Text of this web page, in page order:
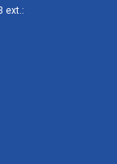
ext.: